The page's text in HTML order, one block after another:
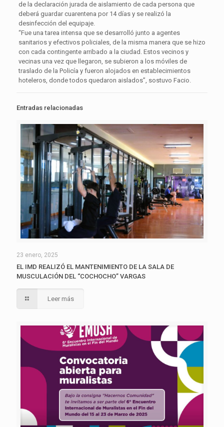
de la declaración jurada de aislamiento de cada persona que
deberá guardar cuarentena por 14 días y se realizó la
desinfección del equipaje.
“Fue una tarea intensa que se desarrolló junto a agentes
sanitarios y efectivos policiales, de la misma manera que se hizo
con cada contingente arribado a la ciudad. Estos vecinos y
vecinas una vez que llegaron, se subieron a los móviles de
traslado de la Policía y fueron alojados en establecimientos
hoteleros, donde todos quedaron aislados”, sostuvo Facio.
Entradas relacionadas
23 enero, 2025
EL IMD REALIZÓ EL MANTENIMIENTO DE LA SALA DE
MUSCULACIÓN DEL “COCHOCHO” VARGAS
Leer más